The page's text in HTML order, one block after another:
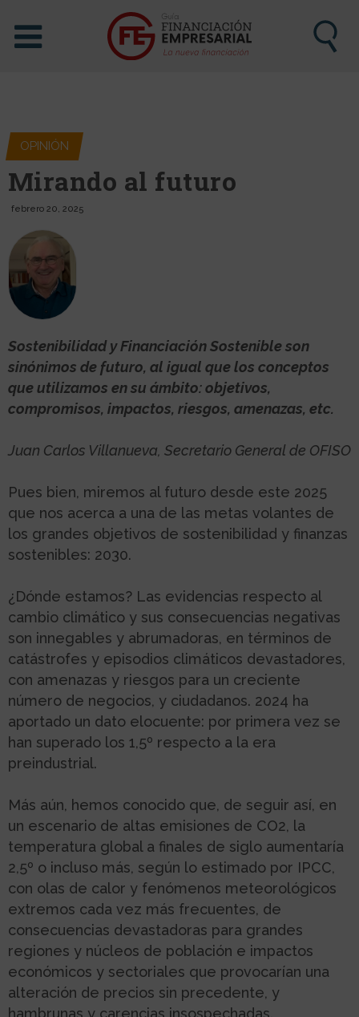
OPINIÓN
Mirando al futuro
febrero 20, 2025
Sostenibilidad y Financiación Sostenible son
sinónimos de futuro, al igual que los conceptos
que utilizamos en su ámbito: objetivos,
compromisos, impactos, riesgos, amenazas, etc.
Juan Carlos Villanueva, Secretario General de OFISO
Pues bien, miremos al futuro desde este 2025
que nos acerca a una de las metas volantes de
los grandes objetivos de sostenibilidad y finanzas
sostenibles: 2030.
¿Dónde estamos? Las evidencias respecto al
cambio climático y sus consecuencias negativas
son innegables y abrumadoras, en términos de
catástrofes y episodios climáticos devastadores,
con amenazas y riesgos para un creciente
número de negocios, y ciudadanos. 2024 ha
aportado un dato elocuente: por primera vez se
han superado los 1,5º respecto a la era
preindustrial.
Más aún, hemos conocido que, de seguir así, en
un escenario de altas emisiones de CO2, la
temperatura global a finales de siglo aumentaría
2,5º o incluso más, según lo estimado por IPCC,
con olas de calor y fenómenos meteorológicos
extremos cada vez más frecuentes, de
consecuencias devastadoras para grandes
regiones y núcleos de población e impactos
económicos y sectoriales que provocarían una
alteración de precios sin precedente, y
hambrunas y carencias insospechadas.